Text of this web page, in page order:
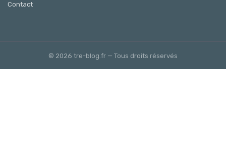
Contact
© 2026 tre-blog.fr — Tous droits réservés